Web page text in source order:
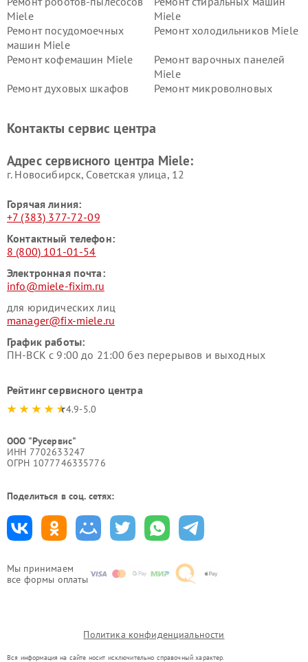
Мы принимаем
все формы оплаты
Miele
Miele
Ремонт посудомоечных
машин Miele
Ремонт холодильников Miele
Ремонт кофемашин Miele
Ремонт варочных панелей
Miele
Ремонт духовых шкафов
Ремонт микроволновых
Miele
Miele
пылесосов Miele
Контакты сервис центра
Адрес сервисного центра Miele:
г. Новосибирск, Советская улица, 12
Горячая линия:
+7 (383) 377-72-09
Контактный телефон:
8 (800) 101-01-54
Электронная почта:
info@miele-fixim.ru
для юридических лиц
manager@fix-miele.ru
График работы:
ПН-ВСК с 9:00 до 21:00 без перерывов и выходных
Рейтинг сервисного центра
4.9-5.0
ООО "Русервис"
ИНН 7702633247
ОГРН 1077746335776
Поделиться в соц. сетях:
Политика конфиденциальности
Вся информация на сайте носит исключительно справочный характер.